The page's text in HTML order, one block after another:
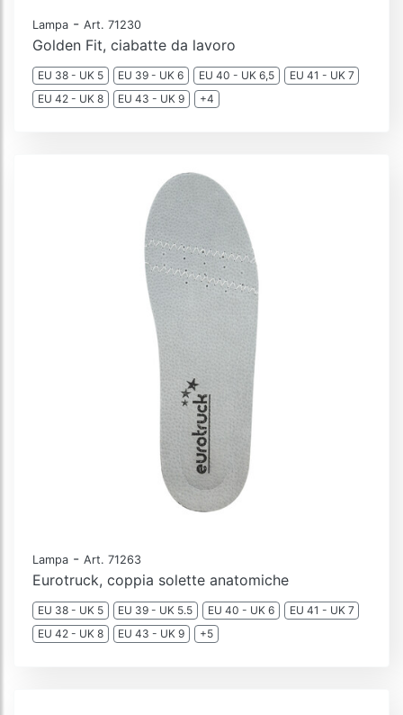
Lampa - Art. 71230
Golden Fit, ciabatte da lavoro
EU 38 - UK 5 EU 39 - UK 6 EU 40 - UK 6,5
EU 41 - UK 7
EU 42 - UK 8
EU 43 - UK 9 +4
Lampa - Art. 71263
Eurotruck, coppia solette anatomiche
EU 38 - UK 5 EU 39 - UK 5.5 EU 40 - UK 6
EU 41 - UK 7
EU 42 - UK 8
EU 43 - UK 9 +5